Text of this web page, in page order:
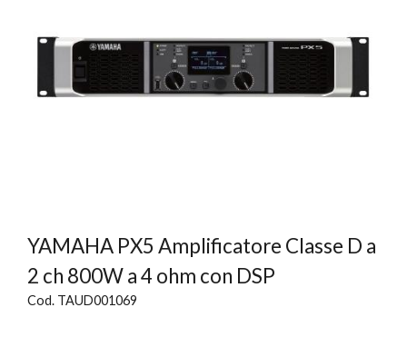
YAMAHA PX5 Amplificatore Classe D a
2 ch 800W a 4 ohm con DSP
Cod. TAUD001069